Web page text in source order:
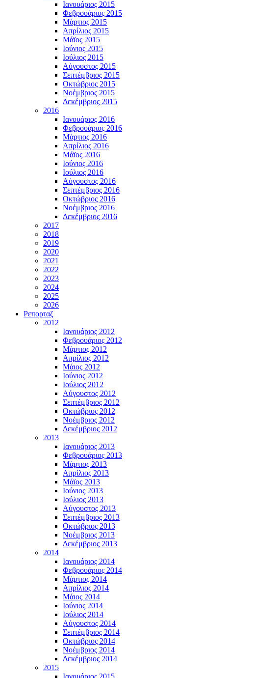
Ιανουάριος 2015
Φεβρουάριος 2015
Μάρτιος 2015
Απρίλιος 2015
Μάϊος 2015
Ιούνιος 2015
Ιούλιος 2015
Αύγουστος 2015
Σεπτέμβριος 2015
Οκτώβριος 2015
Νοέμβριος 2015
Δεκέμβριος 2015
2016
Ιανουάριος 2016
Φεβρουάριος 2016
Μάρτιος 2016
Απρίλιος 2016
Μάϊος 2016
Ιούνιος 2016
Ιούλιος 2016
Αύγουστος 2016
Σεπτέμβριος 2016
Οκτώβριος 2016
Νοέμβριος 2016
Δεκέμβριος 2016
2017
2018
2019
2020
2021
2022
2023
2024
2025
2026
Ρεπορταζ
2012
Ιανουάριος 2012
Φεβρουάριος 2012
Μάρτιος 2012
Απρίλιος 2012
Μάιος 2012
Ιούνιος 2012
Ιούλιος 2012
Αύγουστος 2012
Σεπτέμβριος 2012
Οκτώβριος 2012
Νοέμβριος 2012
Δεκέμβριος 2012
2013
Ιανουάριος 2013
Φεβρουάριος 2013
Μάρτιος 2013
Απρίλιος 2013
Μάϊος 2013
Ιούνιος 2013
Ιούλιος 2013
Αύγουστος 2013
Σεπτέμβριος 2013
Οκτώβριος 2013
Νοέμβριος 2013
Δεκέμβριος 2013
2014
Ιανουάριος 2014
Φεβρουάριος 2014
Μάρτιος 2014
Απρίλιος 2014
Μάιος 2014
Ιούνιος 2014
Ιούλιος 2014
Αύγουστος 2014
Σεπτέμβριος 2014
Οκτώβριος 2014
Νοέμβριος 2014
Δεκέμβριος 2014
2015
Ιανουάριος 2015